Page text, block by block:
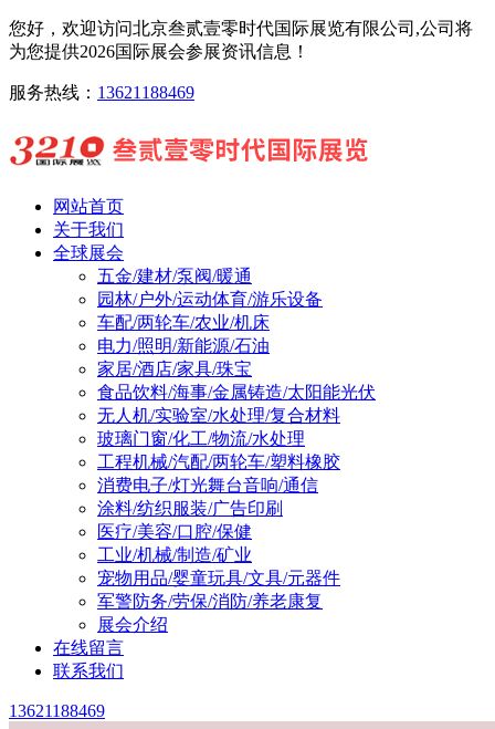
您好，欢迎访问北京叁贰壹零时代国际展览有限公司,公司将
为您提供2026国际展会参展资讯信息！
服务热线： 13621188469
网站首页
关于我们
全球展会
五金/建材/泵阀/暖通
园林/户外/运动体育/游乐设备
车配/两轮车/农业/机床
电力/照明/新能源/石油
家居/酒店/家具/珠宝
食品饮料/海事/金属铸造/太阳能光伏
无人机/实验室/水处理/复合材料
玻璃门窗/化工/物流/水处理
工程机械/汽配/两轮车/塑料橡胶
消费电子/灯光舞台音响/通信
涂料/纺织服装/广告印刷
医疗/美容/口腔/保健
工业/机械/制造/矿业
宠物用品/婴童玩具/文具/元器件
军警防务/劳保/消防/养老康复
展会介绍
在线留言
联系我们
13621188469